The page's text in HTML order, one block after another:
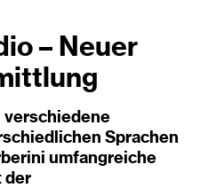
– Neuer
verschiedene
Sprachen
umfangreiche
der